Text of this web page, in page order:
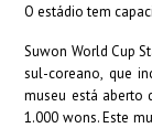
O estádio tem
Suwon World Cup
sul-coreano, que
museu está aberto
1.000 wons. Este